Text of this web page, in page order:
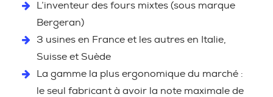
L’inventeur des fours mixtes (sous marque
Bergeran)
3 usines en France et les autres en Italie,
Suisse et Suède
La gamme la plus ergonomique du marché :
le seul fabricant à avoir la note maximale de